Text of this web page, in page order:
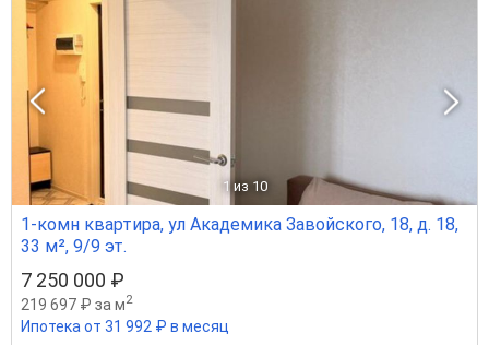
1 из 10
1-комн квартира, ул Академика Завойского, 18, д. 18,
33 м², 9/9 эт.
7 250 000 ₽
219 697 ₽ за м2
Ипотека от 31 992 ₽ в месяц